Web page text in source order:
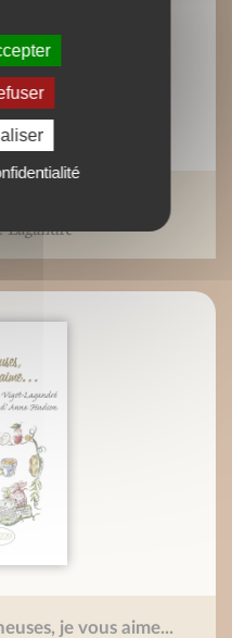
Lagandré
je vous aime...